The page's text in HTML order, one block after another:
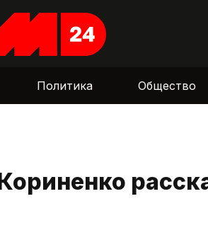
Политика Общество